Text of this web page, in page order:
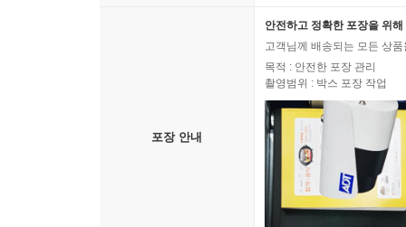
포장 안내
안전하고 정확한 포장을 위
고객님께 배송되는 모든 상
목적 : 안전한 포장 관리
촬영범위 : 박스 포장 작업